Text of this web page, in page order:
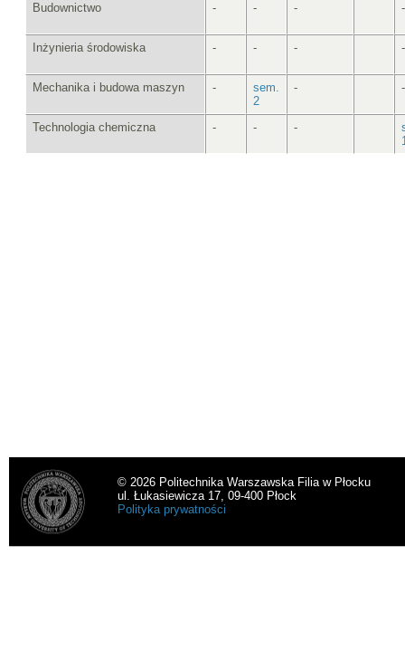
Budownictwo
- - - -
Inżynieria środowiska - - - -
Mechanika i budowa maszyn -
sem.
2
- -
Technologia chemiczna - - -
© 2026 Politechnika Warszawska Filia w Płocku
ul. Łukasiewicza 17, 09-400 Płock
Polityka prywatności